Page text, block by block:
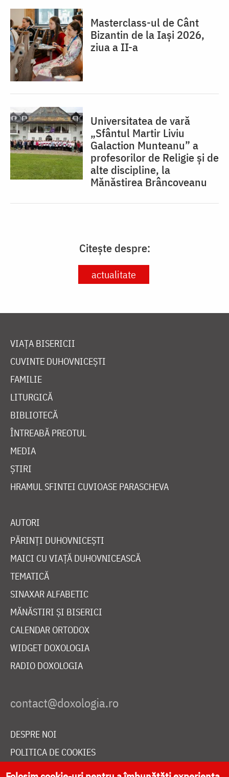
Masterclass-ul de Cânt
Bizantin de la Iași 2026,
ziua a II-a
Universitatea de vară
„Sfântul Martir Liviu
Galaction Munteanu” a
profesorilor de Religie și de
alte discipline, la
Mănăstirea Brâncoveanu
Citește despre:
actualitate
VIAȚA BISERICII
CUVINTE DUHOVNICEȘTI
FAMILIE
LITURGICĂ
BIBLIOTECĂ
ÎNTREABĂ PREOTUL
MEDIA
ȘTIRI
HRAMUL SFINTEI CUVIOASE PARASCHEVA
AUTORI
PĂRINȚI DUHOVNICEȘTI
MAICI CU VIAȚĂ DUHOVNICEASCĂ
TEMATICĂ
SINAXAR ALFABETIC
MĂNĂSTIRI ȘI BISERICI
CALENDAR ORTODOX
WIDGET DOXOLOGIA
RADIO DOXOLOGIA
DESPRE NOI
POLITICA DE COOKIES
DONEAZĂ ONLINE PENTRU CATEDRALA NAȚIONALĂ